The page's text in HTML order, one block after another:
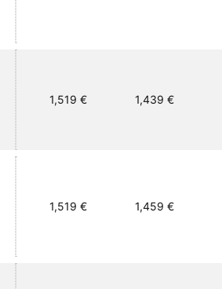
1,519 € 1,439 €
1,519 € 1,459 €